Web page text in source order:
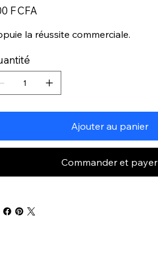
F CFA
la réussite commerciale.
Ajouter au panier
Commander et payer